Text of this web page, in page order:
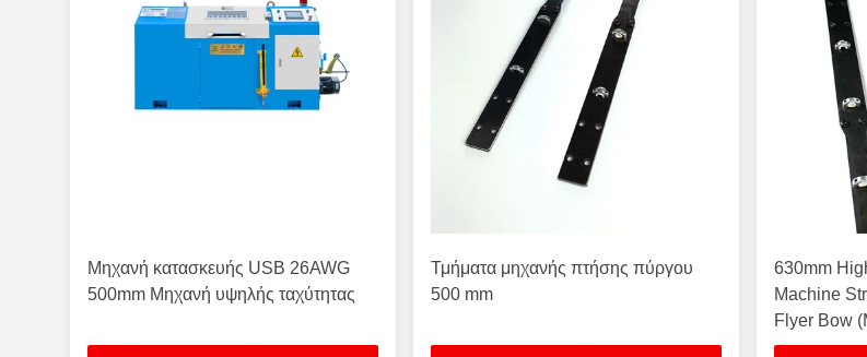
Μηχανή κατασκευής USB 26AWG
500mm Μηχανή υψηλής ταχύτητας
Τμήματα μηχανής πτήσης πύργου
500 mm
630mm
Machine
Flyer Bow
ταχύτητας